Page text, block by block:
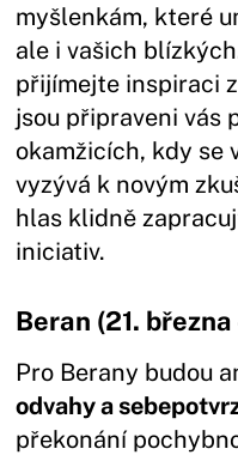
myšlenkám, které
ale i vašich
přijímejte inspiraci
jsou připraveni vás
okamžicích, kdy se
vyzývá k novým
hlas klidně
iniciativ.
Beran (21. března
Pro Berany budou
odvahy a
překonání